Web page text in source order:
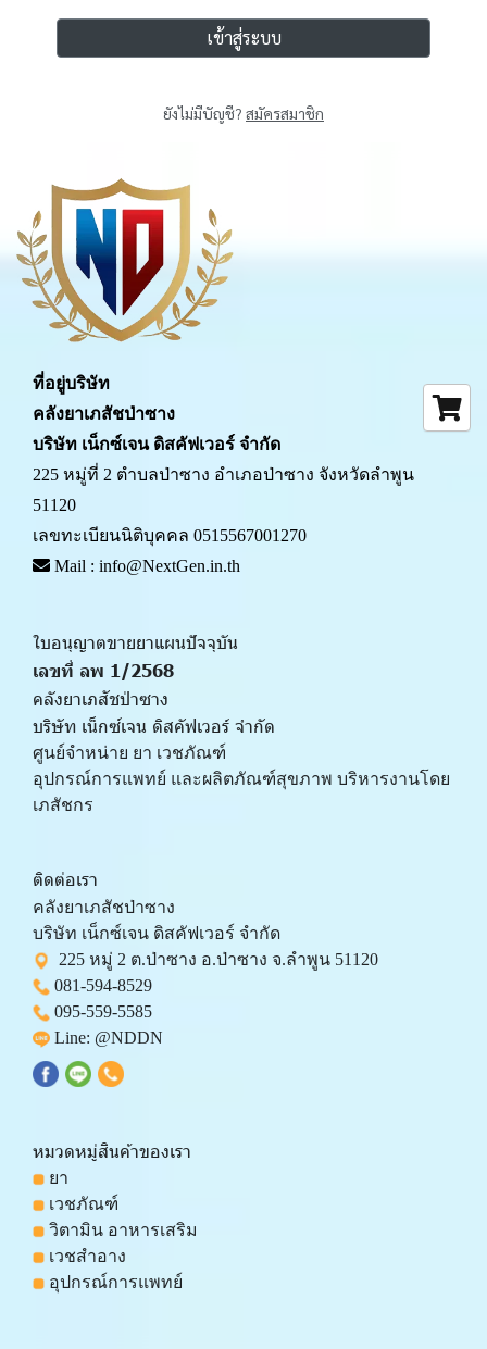
เข้าสู่ระบบ
ยังไม่มีบัญชี? สมัครสมาชิก
ที่อยู่บริษัท
คลังยาเภสัชป่าซาง
บริษัท เน็กซ์เจน ดิสคัฟเวอร์ จำกัด
225 หมู่ที่ 2 ตำบลป่าซาง อำเภอป่าซาง จังหวัดลำพูน
51120
เลขทะเบียนนิติบุคคล 0515567001270
Mail : info@NextGen.in.th
ใบอนุญาตขายยาแผนปัจจุบัน
เลขที่ ลพ 1/2568
คลังยาเภสัชป่าซาง
บริษัท เน็กซ์เจน ดิสคัฟเวอร์ จำกัด
ศูนย์จำหน่าย ยา เวชภัณฑ์
﻿อุปกรณ์การแพทย์ และผลิตภัณฑ์สุขภาพ บริหารงานโดย
เภสัชกร
ติดต่อเรา
คลังยาเภสัชป่าซาง
บริษัท เน็กซ์เจน ดิสคัฟเวอร์ จำกัด
225 หมู่ 2 ต.ป่าซาง อ.ป่าซาง จ.ลำพูน 51120
081-594-8529
095-559-5585
Line: @NDDN
หมวดหมู่สินค้าของเรา
ยา
เวชภัณฑ์
วิตามิน อาหารเสริม
เวชสำอาง
อุปกรณ์การแพทย์